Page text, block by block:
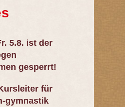
5.8. ist der
gesperrt!
für
gymnastik